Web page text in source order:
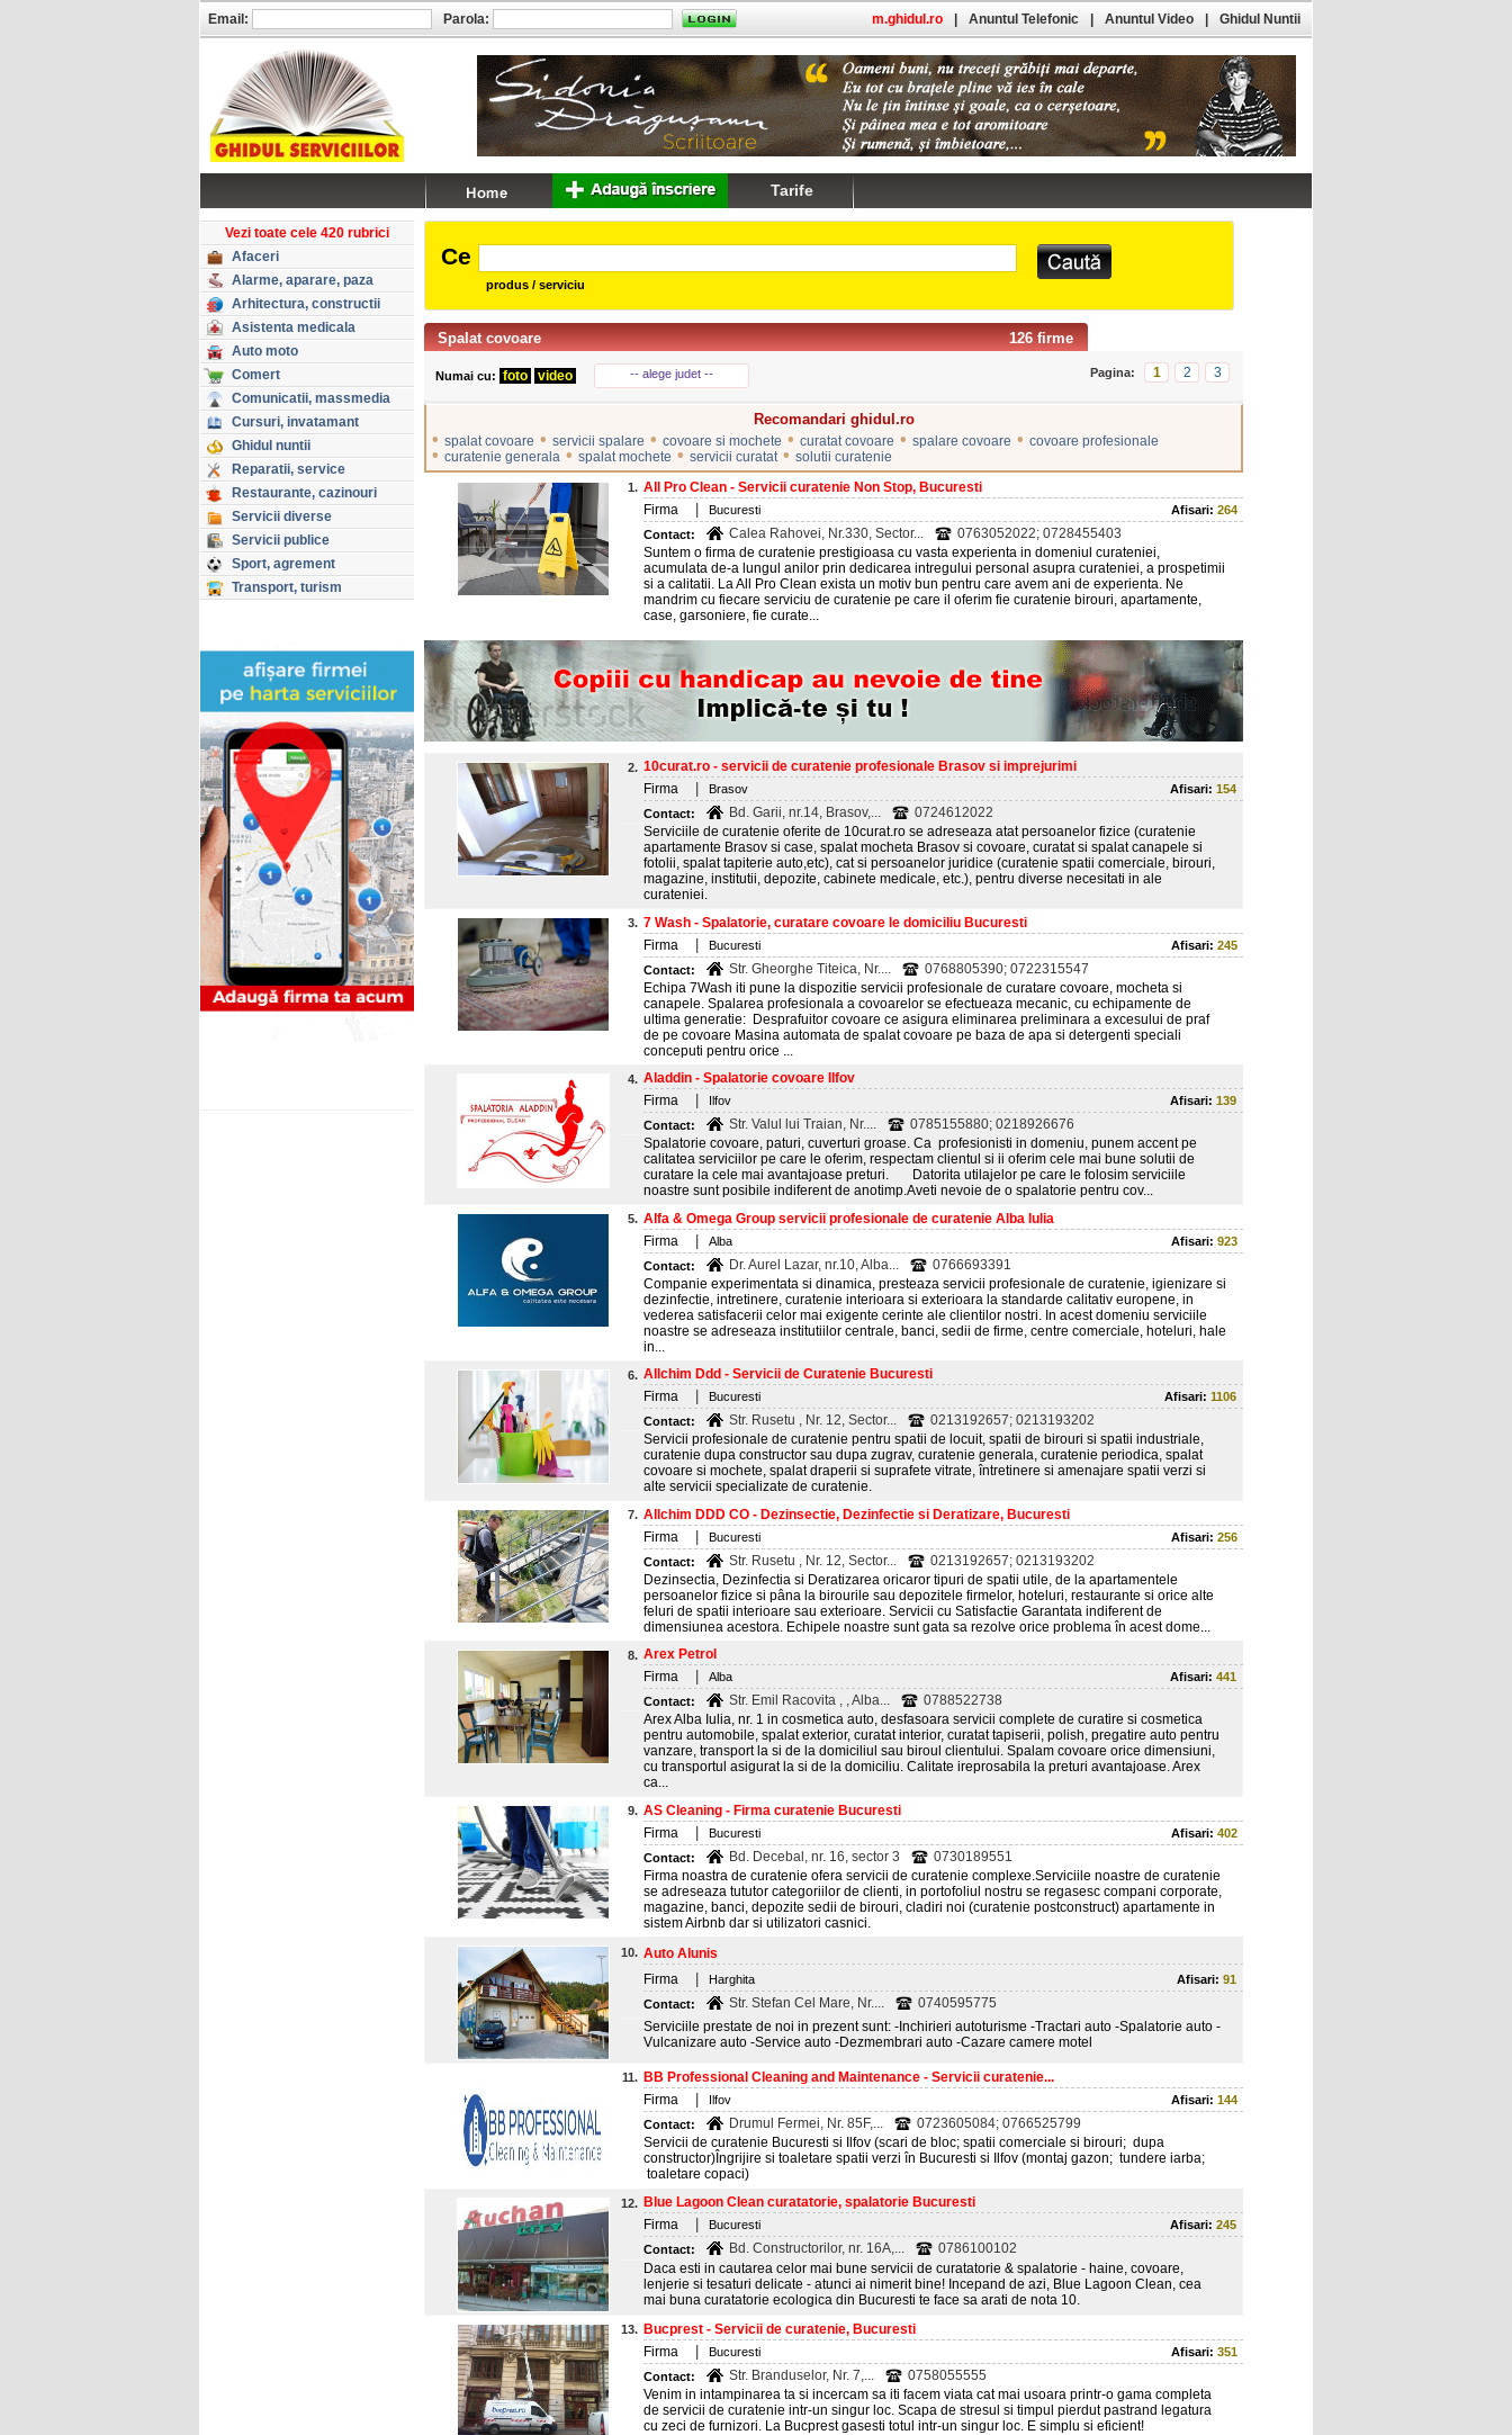
Vezi toate cele 420 rubrici
Afaceri
Alarme, aparare, paza
Arhitectura, constructii
Asistenta medicala
Auto moto
Comert
Comunicatii, massmedia
Cursuri, invatamant
Ghidul nuntii
Reparatii, service
Restaurante, cazinouri
Servicii diverse
Servicii publice
Sport, agrement
Transport, turism
Ce
produs / serviciu
126 firme
Spalat covoare
Numai cu: foto video -- alege judet -- Pagina: 1 2 3
Recomandari ghidul.ro
• spalat covoare • servicii spalare • covoare si mochete • curatat covoare • spalare covoare • covoare profesionale
• curatenie generala • spalat mochete • servicii curatat • solutii curatenie
1. All Pro Clean - Servicii curatenie Non Stop, Bucuresti
Firma
Bucuresti Afisari: 264
Contact:
Calea Rahovei, Nr.330, Sector...
0763052022; 0728455403
Suntem o firma de curatenie prestigioasa cu vasta experienta in domeniul curateniei,
acumulata de-a lungul anilor prin dedicarea intregului personal asupra curateniei, a prospetimii
si a calitatii. La All Pro Clean exista un motiv bun pentru care avem ani de experienta. Ne
mandrim cu fiecare serviciu de curatenie pe care il oferim fie curatenie birouri, apartamente,
case, garsoniere, fie curate...
2. 10curat.ro - servicii de curatenie profesionale Brasov si imprejurimi
Firma
Brasov Afisari: 154
Contact:
Bd. Garii, nr.14, Brasov,...
0724612022
Serviciile de curatenie oferite de 10curat.ro se adreseaza atat persoanelor fizice (curatenie
apartamente Brasov si case, spalat mocheta Brasov si covoare, curatat si spalat canapele si
fotolii, spalat tapiterie auto,etc), cat si persoanelor juridice (curatenie spatii comerciale, birouri,
magazine, institutii, depozite, cabinete medicale, etc.), pentru diverse necesitati in ale
curateniei.
3. 7 Wash - Spalatorie, curatare covoare le domiciliu Bucuresti
Firma
Bucuresti Afisari: 245
Contact:
Str. Gheorghe Titeica, Nr....
0768805390; 0722315547
Echipa 7Wash iti pune la dispozitie servicii profesionale de curatare covoare, mocheta si
canapele. Spalarea profesionala a covoarelor se efectueaza mecanic, cu echipamente de
ultima generatie: Desprafuitor covoare ce asigura eliminarea preliminara a excesului de praf
de pe covoare Masina automata de spalat covoare pe baza de apa si detergenti speciali
conceputi pentru orice ...
4. Aladdin - Spalatorie covoare Ilfov
Firma
Ilfov Afisari: 139
Contact:
Str. Valul lui Traian, Nr....
0785155880; 0218926676
Spalatorie covoare, paturi, cuverturi groase. Ca profesionisti in domeniu, punem accent pe
calitatea serviciilor pe care le oferim, respectam clientul si ii oferim cele mai bune solutii de
curatare la cele mai avantajoase preturi. Datorita utilajelor pe care le folosim serviciile
noastre sunt posibile indiferent de anotimp.Aveti nevoie de o spalatorie pentru cov...
5. Alfa & Omega Group servicii profesionale de curatenie Alba Iulia
Firma
Alba Afisari: 923
Contact:
Dr. Aurel Lazar, nr.10, Alba...
0766693391
Companie experimentata si dinamica, presteaza servicii profesionale de curatenie, igienizare si
dezinfectie, intretinere, curatenie interioara si exterioara la standarde calitativ europene, in
vederea satisfacerii celor mai exigente cerinte ale clientilor nostri. In acest domeniu serviciile
noastre se adreseaza institutiilor centrale, banci, sedii de firme, centre comerciale, hoteluri, hale
in...
6. Allchim Ddd - Servicii de Curatenie Bucuresti
Firma
Bucuresti Afisari: 1106
Contact:
Str. Rusetu , Nr. 12, Sector...
0213192657; 0213193202
Servicii profesionale de curatenie pentru spatii de locuit, spatii de birouri si spatii industriale,
curatenie dupa constructor sau dupa zugrav, curatenie generala, curatenie periodica, spalat
covoare si mochete, spalat draperii si suprafete vitrate, întretinere si amenajare spatii verzi si
alte servicii specializate de curatenie.
7. Allchim DDD CO - Dezinsectie, Dezinfectie si Deratizare, Bucuresti
Firma
Bucuresti Afisari: 256
Contact:
Str. Rusetu , Nr. 12, Sector...
0213192657; 0213193202
Dezinsectia, Dezinfectia si Deratizarea oricaror tipuri de spatii utile, de la apartamentele
persoanelor fizice si pâna la birourile sau depozitele firmelor, hoteluri, restaurante si orice alte
feluri de spatii interioare sau exterioare. Servicii cu Satisfactie Garantata indiferent de
dimensiunea acestora. Echipele noastre sunt gata sa rezolve orice problema în acest dome...
8. Arex Petrol
Firma
Alba Afisari: 441
Contact:
Str. Emil Racovita , , Alba...
0788522738
Arex Alba Iulia, nr. 1 in cosmetica auto, desfasoara servicii complete de curatire si cosmetica
pentru automobile, spalat exterior, curatat interior, curatat tapiserii, polish, pregatire auto pentru
vanzare, transport la si de la domiciliul sau biroul clientului. Spalam covoare orice dimensiuni,
cu transportul asigurat la si de la domiciliu. Calitate ireprosabila la preturi avantajoase. Arex
ca...
9. AS Cleaning - Firma curatenie Bucuresti
Firma
Bucuresti Afisari: 402
Contact:
Bd. Decebal, nr. 16, sector 3
0730189551
Firma noastra de curatenie ofera servicii de curatenie complexe.Serviciile noastre de curatenie
se adreseaza tututor categoriilor de clienti, in portofoliul nostru se regasesc compani corporate,
magazine, banci, depozite sedii de birouri, cladiri noi (curatenie postconstruct) apartamente in
sistem Airbnb dar si utilizatori casnici.
10. Auto Alunis
Firma
Harghita Afisari: 91
Contact:
Str. Stefan Cel Mare, Nr....
0740595775
Serviciile prestate de noi in prezent sunt: -Inchirieri autoturisme -Tractari auto -Spalatorie auto -
Vulcanizare auto -Service auto -Dezmembrari auto -Cazare camere motel
11. BB Professional Cleaning and Maintenance - Servicii curatenie...
Firma
Ilfov Afisari: 144
Contact:
Drumul Fermei, Nr. 85F,...
0723605084; 0766525799
Servicii de curatenie Bucuresti si Ilfov (scari de bloc; spatii comerciale si birouri; dupa
constructor)Îngrijire si toaletare spatii verzi în Bucuresti si Ilfov (montaj gazon; tundere iarba;
toaletare copaci)
12. Blue Lagoon Clean curatatorie, spalatorie Bucuresti
Firma
Bucuresti Afisari: 245
Contact:
Bd. Constructorilor, nr. 16A,...
0786100102
Daca esti in cautarea celor mai bune servicii de curatatorie & spalatorie - haine, covoare,
lenjerie si tesaturi delicate - atunci ai nimerit bine! Incepand de azi, Blue Lagoon Clean, cea
mai buna curatatorie ecologica din Bucuresti te face sa arati de nota 10.
13. Bucprest - Servicii de curatenie, Bucuresti
Firma
Bucuresti Afisari: 351
Contact:
Str. Branduselor, Nr. 7,...
0758055555
Venim in intampinarea ta si incercam sa iti facem viata cat mai usoara printr-o gama completa
de servicii de curatenie intr-un singur loc. Scapa de stresul si timpul pierdut pastrand legatura
cu zeci de furnizori. La Bucprest gasesti totul intr-un singur loc. E simplu si eficient!
Email: Parola: m.ghidul.ro Anuntul Telefonic Anuntul Video Ghidul Nuntii
Tarife